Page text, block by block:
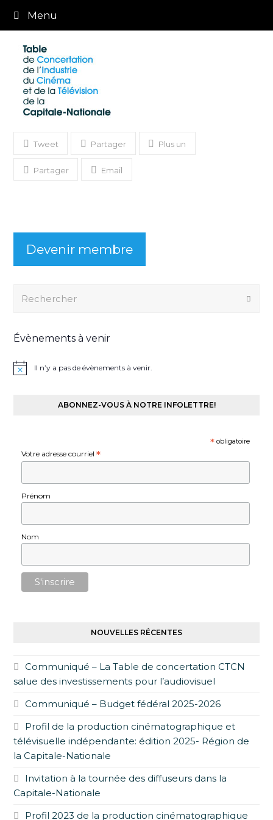
Menu
Tweet Partager Plus un
Partager Email
Devenir membre
Évènements à venir
Il n’y a pas de évènements à venir.
ABONNEZ-VOUS À NOTRE INFOLETTRE!
*obligatoire
Votre adresse courriel *
Prénom
Nom
NOUVELLES RÉCENTES
Communiqué – La Table de concertation CTCN
salue des investissements pour l’audiovisuel
Communiqué – Budget fédéral 2025-2026
Profil de la production cinématographique et
télévisuelle indépendante: édition 2025- Région de
la Capitale-Nationale
Invitation à la tournée des diffuseurs dans la
Capitale-Nationale
Profil 2023 de la production cinématographique